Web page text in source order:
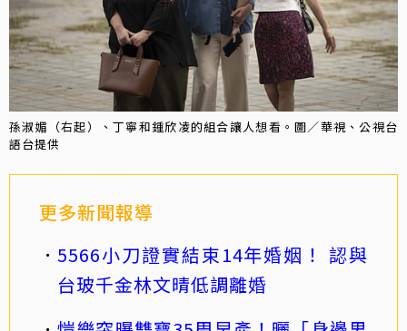
孫淑媚（右起）、丁寧和鍾欣凌的組合讓人想看。圖／華視、公視台
語台提供
更多新聞報導
5566小刀證實結束14年婚姻！ 認與
台玻千金林文晴低調離婚